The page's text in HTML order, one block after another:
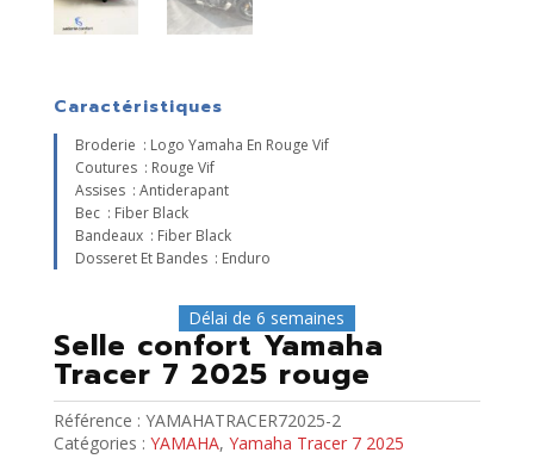
Caractéristiques
Broderie : Logo Yamaha En Rouge Vif
Coutures : Rouge Vif
Assises : Antiderapant
Bec : Fiber Black
Bandeaux : Fiber Black
Dosseret Et Bandes : Enduro
Délai de 6 semaines
Selle confort Yamaha
Tracer 7 2025 rouge
Référence : YAMAHATRACER72025-2
Catégories : YAMAHA, Yamaha Tracer 7 2025